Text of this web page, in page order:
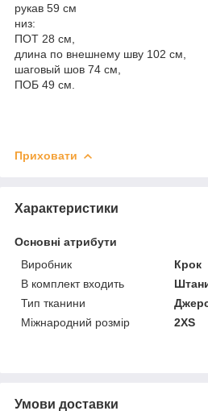
рукав 59 см
низ:
ПОТ 28 см,
длина по внешнему шву 102 см,
шаговый шов 74 см,
ПОБ 49 см.
Приховати
Характеристики
Основні атрибути
Виробник
Крок
В комплект входить
Тип тканини
Міжнародний розмір
2XS
Умови доставки